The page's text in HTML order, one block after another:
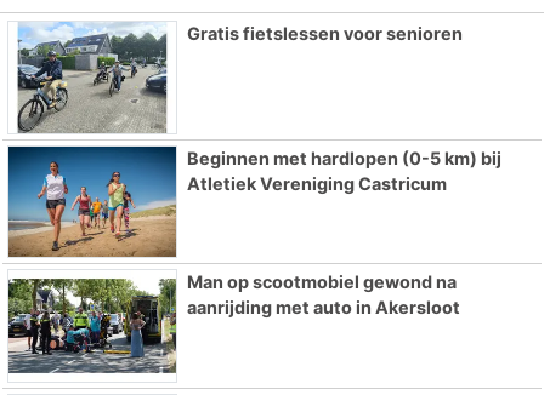
Gratis fietslessen voor senioren
Beginnen met hardlopen (0-5 km) bij
Atletiek Vereniging Castricum
Man op scootmobiel gewond na
aanrijding met auto in Akersloot